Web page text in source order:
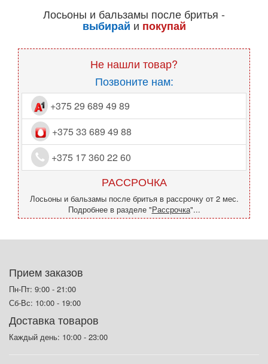
Лосьоны и бальзамы после бритья -
выбирай и покупай
Не нашли товар?
Позвоните нам:
+375 29 689 49 89
+375 33 689 49 88
+375 17 360 22 60
РАССРОЧКА
Лосьоны и бальзамы после бритья в рассрочку от 2 мес.
Подробнее в разделе "Рассрочка"...
Прием заказов
Пн-Пт: 9:00 - 21:00
Сб-Вс: 10:00 - 19:00
Доставка товаров
Каждый день: 10:00 - 23:00